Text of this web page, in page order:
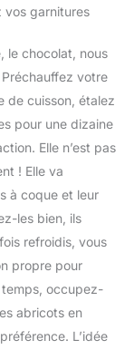
vos garnitures
le chocolat, nous
votre
de cuisson, étalez
pour une dizaine
Elle n’est pas
! Elle va
à coque et leur
les bien, ils
refroidis, vous
propre pour
occupez-
abricots en
L’idée